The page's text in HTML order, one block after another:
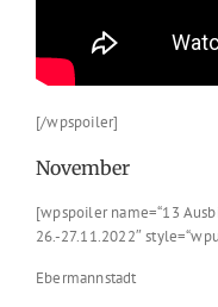
[/wpspoiler]
November
[wpspoiler name=“13
26.-27.11.2022″
Ebermannstadt